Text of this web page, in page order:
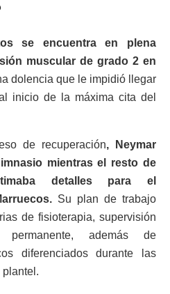
se encuentra en plena
muscular de grado 2 en
dolencia que le impidió llegar
inicio de la máxima cita del
de recuperación, Neymar
mientras el resto de
detalles para el
Su plan de trabajo
de fisioterapia, supervisión
además de
diferenciados durante las
plantel.